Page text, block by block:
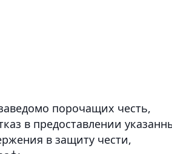
порочащих честь,
в предоставлении
в защиту чести,